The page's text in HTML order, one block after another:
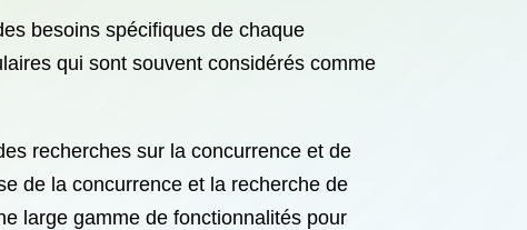
besoins spécifiques de chaque
qui sont souvent considérés comme
recherches sur la concurrence et de
de la concurrence et la recherche de
large gamme de fonctionnalités pour